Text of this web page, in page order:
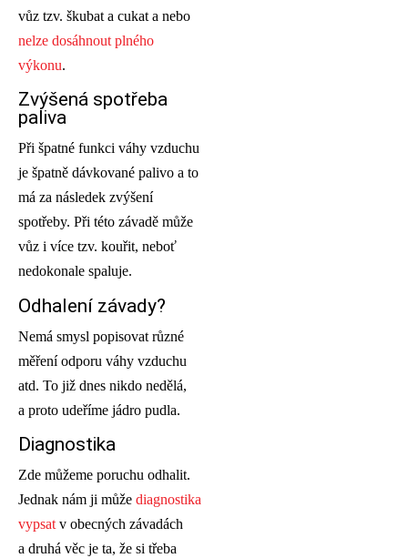
vůz tzv. škubat a cukat a nebo
nelze dosáhnout plného
výkonu.
Zvýšená spotřeba
paliva
Při špatné funkci váhy vzduchu
je špatně dávkované palivo a to
má za následek zvýšení
spotřeby. Při této závadě může
vůz i více tzv. kouřit, neboť
nedokonale spaluje.
Odhalení závady?
Nemá smysl popisovat různé
měření odporu váhy vzduchu
atd. To již dnes nikdo nedělá,
a proto udeříme jádro pudla.
Diagnostika
Zde můžeme poruchu odhalit.
Jednak nám ji může diagnostika
vypsat v obecných závadách
a druhá věc je ta, že si třeba